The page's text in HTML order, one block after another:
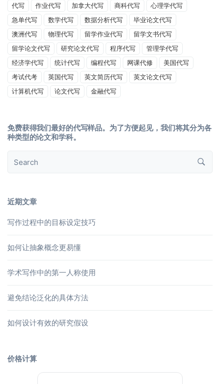
代写
作业代写 加拿大代写 商科代写
心理学代写
急单代写
数学代写 数据分析代写
毕业论文代写
澳洲代写
物理代写 留学作业代写
留学文书代写
留学论文代写
研究论文代写 程序代写
管理学代写
经济学代写
统计代写 编程代写 网课代修
美国代写
考试代考
英国代写 英文简历代写
英文论文代写
计算机代写
论文代写 金融代写
免费获得我们最好的代写样品。为了方便起见，我们将其分为各
种类型的论文和学科。
近期文章
写作过程中的目标设定技巧
如何让抽象概念更易懂
学术写作中的第一人称使用
避免结论泛化的具体方法
如何设计有效的研究假设
价格计算